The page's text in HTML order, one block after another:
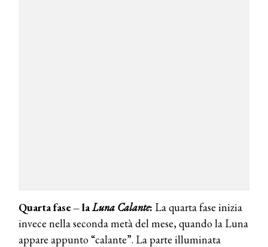
Quarta fase – laLuna Calante: La quarta fase inizia
invece nella seconda metà del mese, quando la Luna
appare appunto “calante”. La parte illuminata